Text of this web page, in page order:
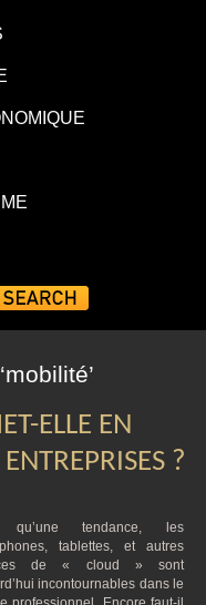
ELLE EN
?
qu’une tendance, les
tablettes, et autres
de « cloud » sont
incontournables dans le